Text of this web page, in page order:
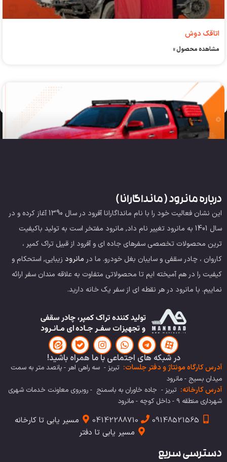
اتاقک دوش
مشاهده محصول »
کانوپی کفی دراگون
مشاهده محصول »
درباره مانرود ( مانداگارانا )
این نشان فعالیت خود را با نام مانداگارانا آفرود در سال 1390 آغاز کرده و در
سال 1401 به مانرود تغییر نام داد, مانرود مفتخر است به تولید باکیفیت
ترین محصولات تخصصی سفرهای جاده ای و آفرود از قبیل تراک کمپر ،
کاروان ، چادر سقفی و سایبان بغل خودرو. ما در مانرود زیبایی, استحکام و
کیفیت را در هم آمیخته ایم تا محصولاتی متفاوت به علاقه مندان سفر ارائه
نماییم. با مانرود در هر نقطه ای از سفر یک خانه دارید.
در شبکه های اجتماعی با ما همراه باشید!
آدرس کارگاه مونتاژ و دفتر جلسات: تبریز - سه راهی اهر - پانصد متر به سمت
میدان بسیج - مانرود
آدرس کارخانه: تبریز - جاده خاوران به باسمنج - روبروی معاونت خدمات شهری
شهرداری منطقه 9 - داخل کوچه - مانرود
09148521565
04142288710
مسیر یابی تا کارخانه
مسیر یابی تا دفتر
دسترسی سریع